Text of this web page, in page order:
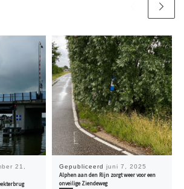
21,
Gepubliceerd juni 7, 2025
Alphen aan den Rijn zorgt weer voor een
onveilige Ziendeweg